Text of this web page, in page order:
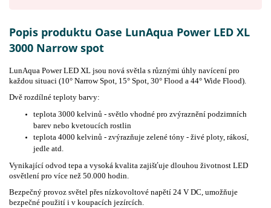
Popis produktu Oase LunAqua Power LED XL
3000 Narrow spot
LunAqua Power LED XL jsou nová světla s různými úhly navícení pro
každou situaci (10° Narrow Spot, 15° Spot, 30° Flood a 44° Wide Flood).
Dvě rozdílné teploty barvy:
teplota 3000 kelvinů - světlo vhodné pro zvýraznění podzimních
barev nebo kvetoucích rostlin
teplota 4000 kelvinů - zvýrazňuje zelené tóny - živé ploty, rákosí,
jedle atd.
Vynikající odvod tepa a vysoká kvalita zajišťuje dlouhou životnost LED
osvětlení pro více než 50.000 hodin.
Bezpečný provoz světel přes nízkovoltové napětí 24 V DC, umožňuje
bezpečné použití i v koupacích jezírcích.